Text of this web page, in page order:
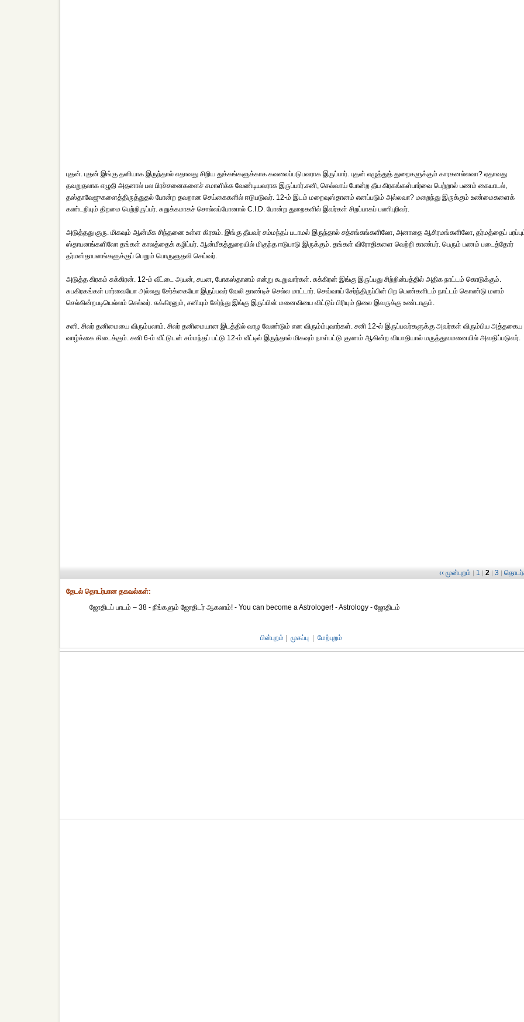
புதன். புதன் இங்கு தனியாக இருந்தால் எதாவது சிறிய துக்கங்களுக்காக கவலைப்படுபவராக இருப்பார். புதன் எழுத்துத் துறைகளுக்கும் காரகனல்லவா? ஏதாவது
தவறுதலாக எழுதி அதனால் பல பிரச்சனைகளைச் சமாளிக்க வேண்டியவராக இருப்பார்.சனி, செவ்வாய் போன்ற தீய கிரகங்கள்பார்வை பெற்றால் பணம் கையாடல்,
தஸ்தாவேஜுகளைத்திருத்துதல் போன்ற தவறான செய்கைகளில் ஈடுபடுவர். 12-ம் இடம் மறைவுஸ்தானம் எனப்படும் அல்லவா? மறைந்து இருக்கும் உண்மைகளைக்
கண்டறியும் திறமை பெற்றிருப்பர். சுறுக்கமாகச் சொல்லப்போனால் C.I.D. போன்ற துறைகளில் இவர்கள் சிறப்பாகப் பணிபுரிவர்.
அடுத்தது குரு. மிகவும் ஆன்மீக சிந்தனை உள்ள கிரகம். இங்கு தீயவர் சம்மந்தப் படாமல் இருந்தால் சத்சங்கங்களிலோ, அனாதை ஆசிரமங்களிலோ, தர்மத்தைப்
ஸ்தாபனங்களிலோ தங்கள் காலத்தைக் கழிப்பர். ஆன்மீகத்துறையில் மிகுந்த ஈடுபாடு இருக்கும். தங்கள் விரோதிகளை வெற்றி காண்பர். பெரும் பணம் படைத்தோர்
தர்மஸ்தாபனங்களுக்குப் பெறும் பொருளுதவி செய்வர்.
அடுத்த கிரகம் சுக்கிரன். 12-ம் வீட்டை அயன், சயன, போகஸ்தானம் என்று கூறுவார்கள். சுக்கிரன் இங்கு இருப்பது சிற்றின்பத்தில் அதிக நாட்டம் கொடுக்கும்.
சுபகிரகங்கள் பார்வையோ அல்லது சேர்க்கையோ இருப்பவர் வேலி தாண்டிச் செல்ல மாட்டார். செவ்வாய் சேர்ந்திருப்பின் பிற பெண்களிடம் நாட்டம் கொண்டு மனம்
செல்கின்றபடியெல்லம் செல்வர். சுக்கிரனும், சனியும் சேர்ந்து இங்கு இருப்பின் மனைவியை விட்டுப் பிரியும் நிலை இவருக்கு உண்டாகும்.
சனி. சிலர் தனிமையை விரும்பலாம். சிலர் தனிமையான இடத்தில் வாழ வேண்டும் என விரும்ம்புவார்கள். சனி 12-ல் இருப்பவர்களுக்கு அவர்கள் விரும்பிய அத்தகைய
வாழ்க்கை கிடைக்கும். சனி 6-ம் வீட்டுடன் சம்மந்தப் பட்டு 12-ம் வீட்டில் இருந்தால் மிகவும் நாள்பட்டு குணம் ஆகின்ற வியாதியால் மருத்துவமனையில் அவதிப்படுவர்.
‹‹ முன்புறம் | 1 | 2 | 3 |
தேட‌ல் தொட‌ர்பான தகவ‌ல்க‌ள்:
ஜோதிடப் பாடம் – 38 - நீங்களும் ஜோதிடர் ஆகலாம்! - You can become a Astrologer! - Astrology - ஜோதிடம்
பின்புறம் முகப்பு மேற்புறம்